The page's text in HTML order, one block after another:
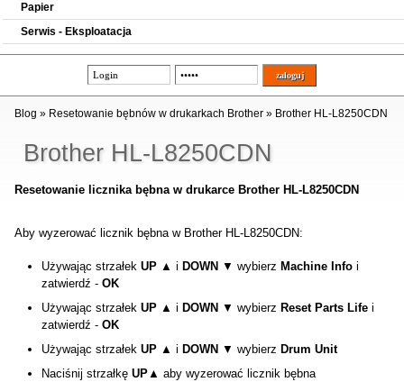
Papier
Serwis - Eksploatacja
Brother HL-L8250CDN
Blog » Resetowanie bębnów w drukarkach Brother » Brother HL-L8250CDN
Resetowanie licznika bębna w drukarce Brother HL-L8250CDN
Aby wyzerować licznik bębna w Brother HL-L8250CDN:
Używając strzałekUP ▲ i DOWN ▼ wybierz Machine Info i
zatwierdź -OK
Używając strzałekUP ▲ i DOWN ▼ wybierz Reset Parts Life i
zatwierdź -OK
Używając strzałekUP ▲ i DOWN ▼ wybierz Drum Unit
Naciśnij strzałkęUP▲ aby wyzerować licznik bębna